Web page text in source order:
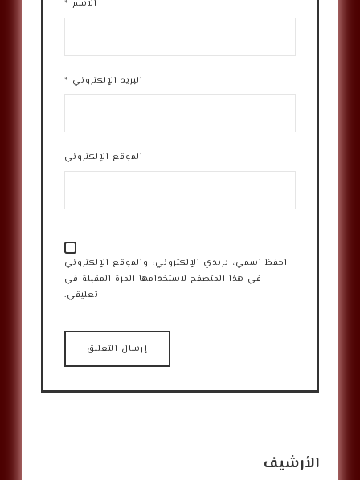
الاسم *
البريد الإلكتروني *
الموقع الإلكتروني
احفظ اسمي، بريدي الإلكتروني، والموقع الإلكتروني
في هذا المتصفح لاستخدامها المرة المقبلة في
تعليقي.
الأرشيف